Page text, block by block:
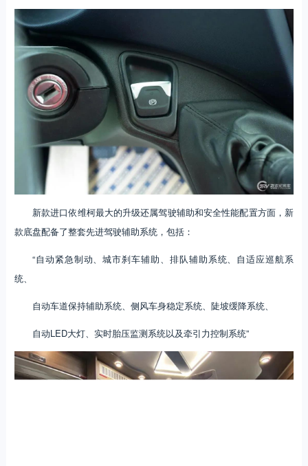
新款进口依维柯最大的升级还属驾驶辅助和安全性能配置方面，新
款底盘配备了整套先进驾驶辅助系统，包括：
“自动紧急制动、城市刹车辅助、排队辅助系统、自适应巡航系
统、
自动车道保持辅助系统、侧风车身稳定系统、陡坡缓降系统、
自动LED大灯、实时胎压监测系统以及牵引力控制系统”